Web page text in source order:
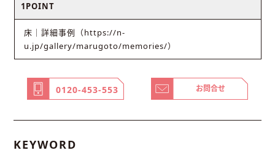
1POINT
床｜詳細事例（https://n-
u.jp/gallery/marugoto/memories/）
0120-453-553 お問合せ
KEYWORD